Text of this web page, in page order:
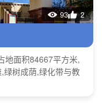
93 2
地面积84667平方米,
绿树成荫,绿化带与教